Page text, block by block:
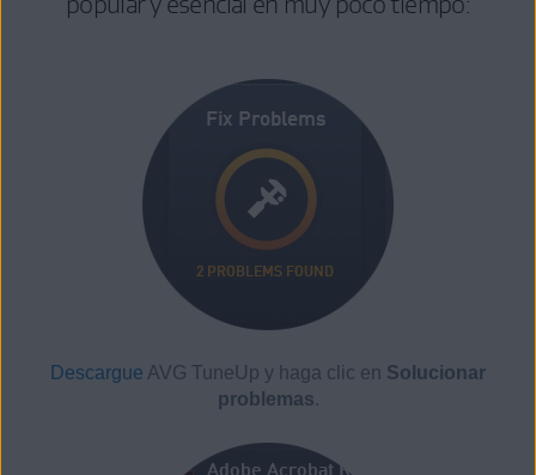
Descargue AVG TuneUp y haga clic en Solucionar
problemas.